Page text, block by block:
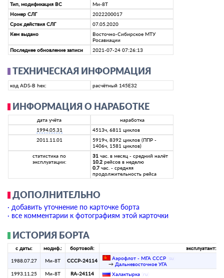
Тип, модификация ВС
Ми-8Т
Номер СЛГ
2022200017
Срок действия СЛГ
07.05.2020
Кем выдано
Восточно-Сибирское МТУ
Росавиации
Последнее обновление записи
2021-07-24 07:26:13
ТЕХНИЧЕСКАЯ ИНФОРМАЦИЯ
код ADS-B hex: расчётный 145E32
ИНФОРМАЦИЯ О НАРАБОТКЕ
дата учёта
наработка
1994.05.31
4513ч, 6811 циклов
2011.11.01
5919ч, 8392 циклов (ППР -
1406ч, 1581 циклов)
статистика по
эксплуатации:
31 час. в месяц - средний налёт
10.2 рейсов в неделю
0.7 час. - средняя
продолжительность рейса
ДОПОЛНИТЕЛЬНО
· добавить уточнение по карточке борта
· все комментарии к фотографиям этой карточки
ИСТОРИЯ БОРТА
с даты: модиф.: бортовой: эксплуатант:
1988.07.27 Ми-8Т СССР-24114 Аэрофлот - МГА СССР su
→ Дальневосточное УГА
1993.11.25
Ми-8Т RA-24114 Халактырка ru